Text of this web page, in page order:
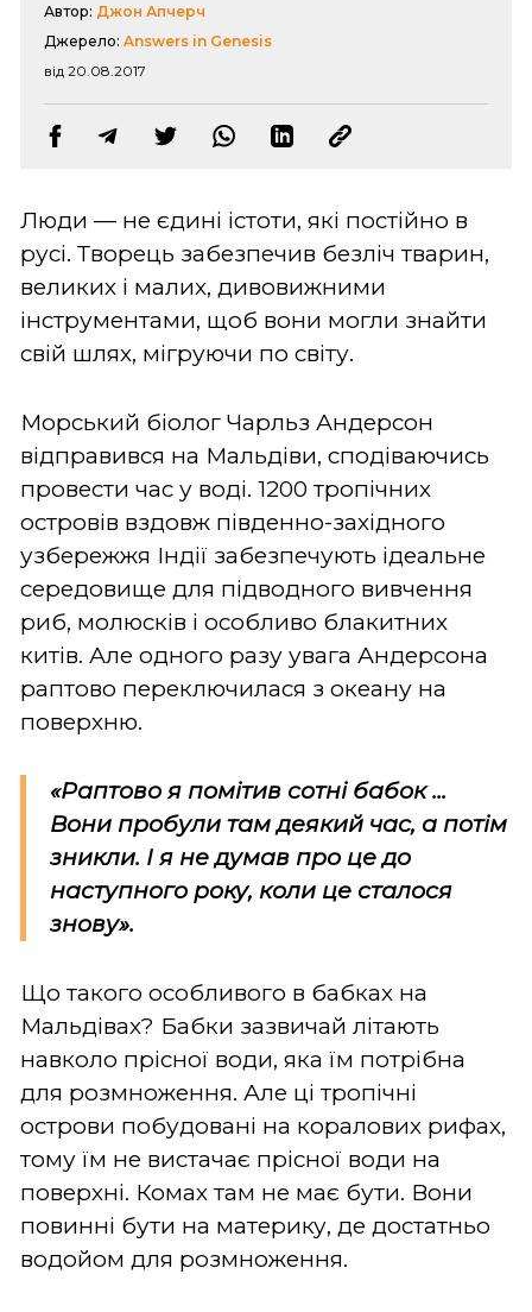
Автор: Джон Апчерч
Джерело: Answers in Genesis
від 20.08.2017
Люди — не єдині істоти, які постійно в
русі. Творець забезпечив безліч тварин,
великих і малих, дивовижними
інструментами, щоб вони могли знайти
свій шлях, мігруючи по світу.
Морський біолог Чарльз Андерсон
відправився на Мальдіви, сподіваючись
провести час у воді. 1200 тропічних
островів вздовж південно-західного
узбережжя Індії забезпечують ідеальне
середовище для підводного вивчення
риб, молюсків і особливо блакитних
китів. Але одного разу увага Андерсона
раптово переключилася з океану на
поверхню.
«Раптово я помітив сотні бабок ...
Вони пробули там деякий час, а потім
зникли. І я не думав про це до
наступного року, коли це сталося
знову».
Що такого особливого в бабках на
Мальдівах? Бабки зазвичай літають
навколо прісної води, яка їм потрібна
для розмноження. Але ці тропічні
острови побудовані на коралових рифах,
тому їм не вистачає прісної води на
поверхні. Комах там не має бути. Вони
повинні бути на материку, де достатньо
водойом для розмноження.